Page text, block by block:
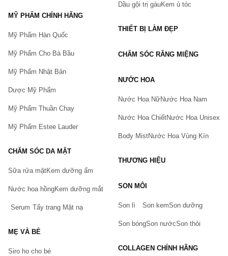
tiếp từ mặt trời
- Nên bỏ sản phẩm ở ngăn mát tủ lạnh, đóng nắp ngay sau khi
Thực phẩm này không phải là thuốc, không có tác dụng thay
thế thuốc chữa bệnh.
Hiệu quả sử dụng tùy thuộc cơ địa từng người.
Bạn gặp vấn đề về sản phẩm hay mua hàng?
Hãy báo lỗi cho chúng tôi. Hoặc gọi cho chúng tôi qua số
MỸ PHẨM CHÍNH HÃNG
Mỹ Phẩm Hàn Quốc
Mỹ Phẩm Cho Bà Bầu
Mỹ Phẩm Nhật Bản
Dược Mỹ Phẩm
Mỹ Phẩm Thuần Chay
Mỹ Phẩm Estee Lauder
CHĂM SÓC DA MẶT
Sữa rửa mặtKem dưỡng ẩm
Nước hoa hồngKem dưỡng mắt
Serum Tẩy trang Mặt nạ
MẸ VÀ BÉ
Siro ho cho bé
Dầu gội trị gàuKem ủ tóc
THIẾT BỊ LÀM ĐẸP
CHĂM SÓC RĂNG MIỆNG
NƯỚC HOA
Nước Hoa NữNước Hoa Nam
Nước Hoa ChiếtNước Hoa Unisex
Body MistNước Hoa Vùng Kín
THƯƠNG HIỆU
SON MÔI
Son lì Son kemSon dưỡng
Son bóngSon nướcSon thỏi
COLLAGEN CHÍNH HÃNG